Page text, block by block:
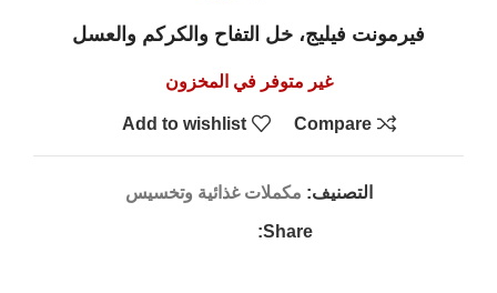
فيرمونت فيليج، خل التفاح والكركم والعسل
غير متوفر في المخزون
Compare
Add to wishlist
التصنيف: مكملات غذائية وتخسيس
Share: